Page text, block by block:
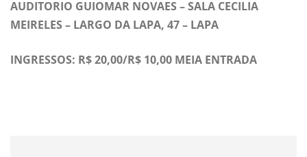
AUDITORIO GUIOMAR NOVAES – SALA CECILIA
MEIRELES – LARGO DA LAPA, 47 – LAPA
INGRESSOS: R$ 20,00/R$ 10,00 MEIA ENTRADA